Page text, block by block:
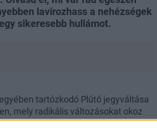
lavírozhass a nehézségek
sikeresebb hullámot.
tartózkodó Plútó jegyváltása
mely radikális változásokat okoz
Az elkövetkező években, amikor a